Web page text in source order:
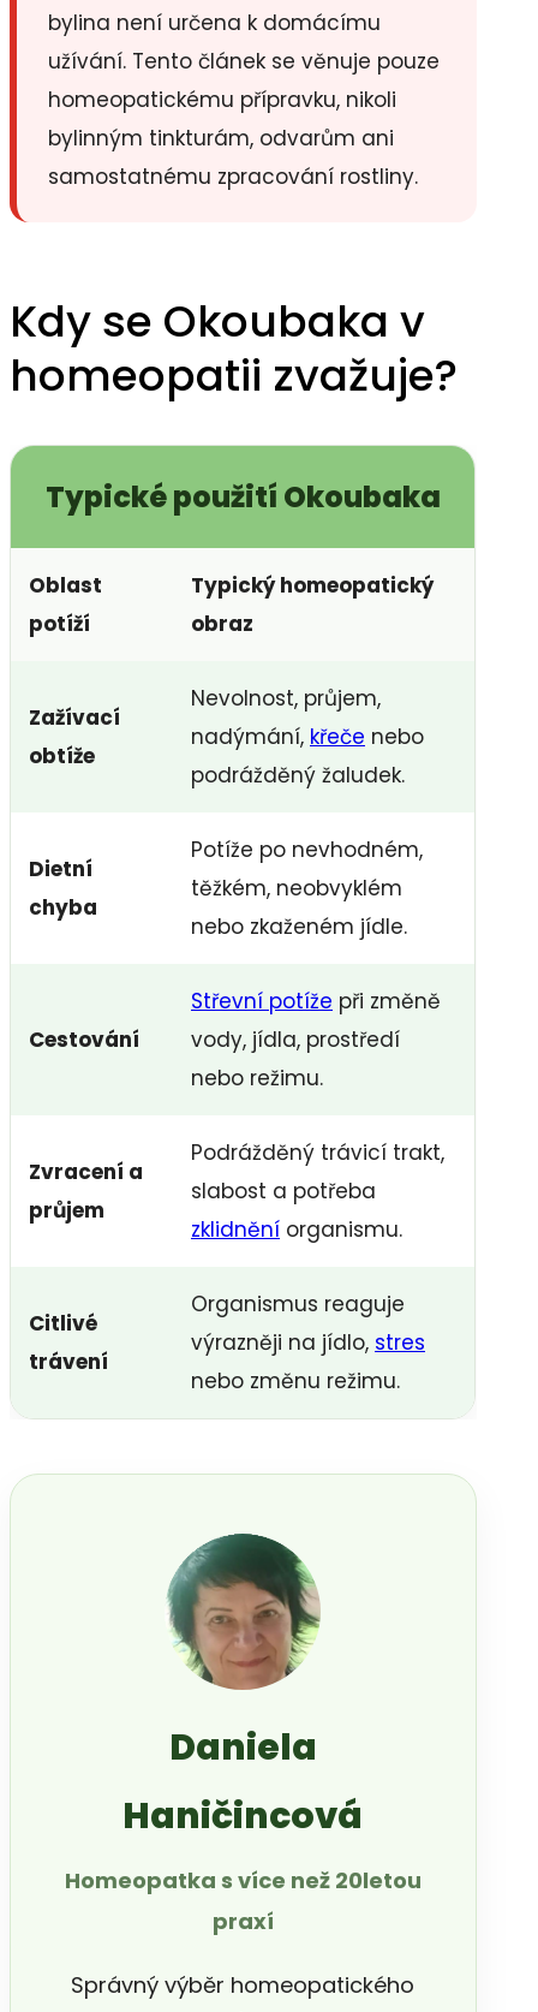
bylina není určena k domácímu
užívání. Tento článek se věnuje pouze
homeopatickému přípravku, nikoli
bylinným tinkturám, odvarům ani
samostatnému zpracování rostliny.
Kdy se Okoubaka v
homeopatii zvažuje?
Typické použití Okoubaka
Oblast
potíží
Typický homeopatický
obraz
Zažívací
obtíže
Nevolnost, průjem,
nadýmání, křeče nebo
podrážděný žaludek.
Dietní
chyba
Potíže po nevhodném,
těžkém, neobvyklém
nebo zkaženém jídle.
Cestování
Střevní potíže při změně
vody, jídla, prostředí
nebo režimu.
Zvracení a
průjem
Podrážděný trávicí trakt,
slabost a potřeba
zklidnění organismu.
Citlivé
trávení
Organismus reaguje
výrazněji na jídlo, stres
nebo změnu režimu.
Daniela
Haničincová
Homeopatka s více než 20letou
praxí
Správný výběr homeopatického